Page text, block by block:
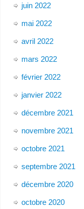
juin 2022
mai 2022
avril 2022
mars 2022
février 2022
janvier 2022
décembre 2021
novembre 2021
octobre 2021
septembre 2021
décembre 2020
octobre 2020